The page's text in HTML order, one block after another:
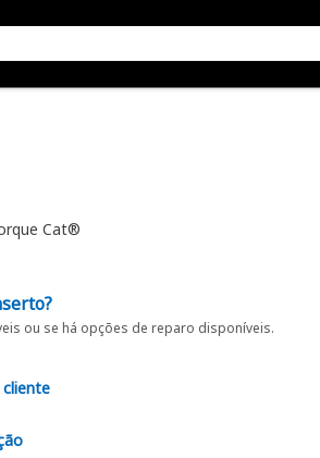
Cat®
ou se há opções de reparo disponíveis.